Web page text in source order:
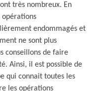
très nombreux. En
opérations
endommagés et
ne sont plus
conseillons de faire
Ainsi, il est possible de
qui connait toutes les
les opérations